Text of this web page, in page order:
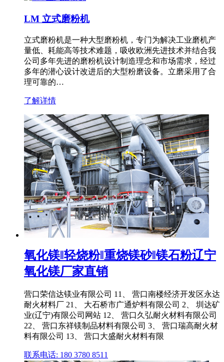
LM 立式磨粉机
立式磨粉机是一种大型磨粉机，专门为解决工业磨机产
量低、耗能高等技术难题，吸收欧洲先进技术并结合我
公司多年先进的磨粉机设计制造理念和市场需求，经过
多年的潜心设计改进后的大型粉磨设备。立磨采用了合
理可靠的…
了解详情
氧化镁‖轻烧粉‖重烧镁砂‖镁石粉辽宁
氧化镁厂家直销
营口荣信达镁业有限公司 11、 营口南楼经济开发区永达
耐火材料厂 21、 大石桥市广通炉料有限公司 2、 圳达矿
业(辽宁)有限公司网站 12、 营口久弘耐火材料有限公司
22、 营口东祥镁制品材料有限公司 3、 营口瑞高耐火材
料有限公司 13、 营口大盛耐火材料有限
联系电话: 180 3780 8511